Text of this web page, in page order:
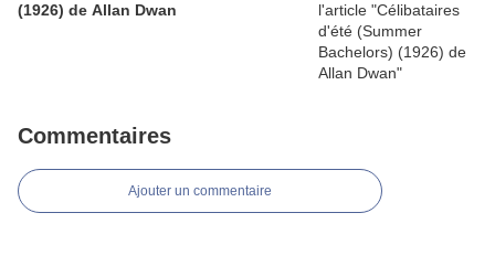
(1926) de Allan Dwan
Commentaires
Ajouter un commentaire